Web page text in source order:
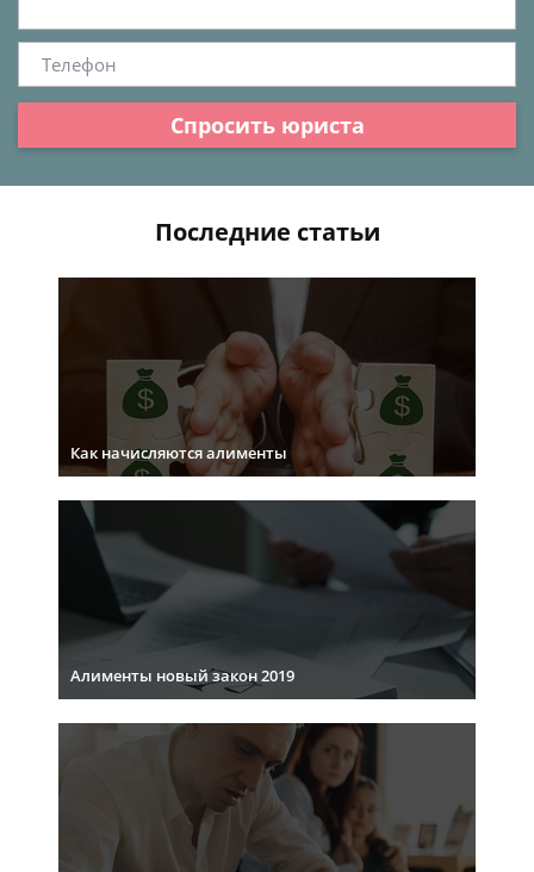
Спросить юриста
Последние статьи
Как начисляются алименты
Алименты новый закон 2019